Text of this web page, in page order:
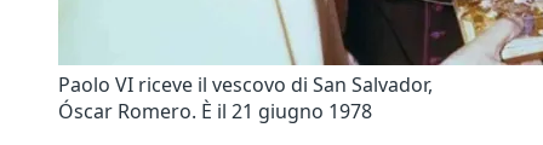
Paolo VI riceve il vescovo di San Salvador,
Óscar Romero. È il 21 giugno 1978